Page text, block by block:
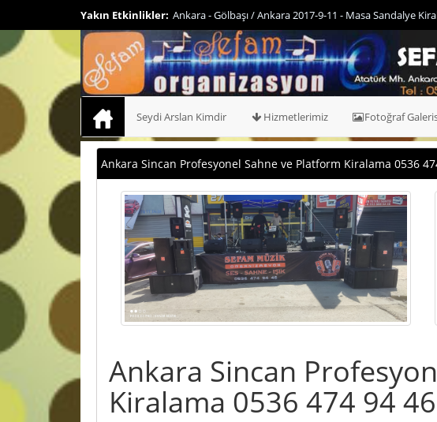
Yakın Etkinlikler:
- 0536 474 94 46 - 0552 474 94 46
Ankara - Çankaya 2017-8-25
94 46 - 0552 474 94 46
Seydi Arslan Kimdir Hizmetlerimiz Fotoğraf
Ankara Sincan Profesyonel Sahne ve Platform Kiralama 0536
Ankara Sincan
Kiralama 0536 474 94